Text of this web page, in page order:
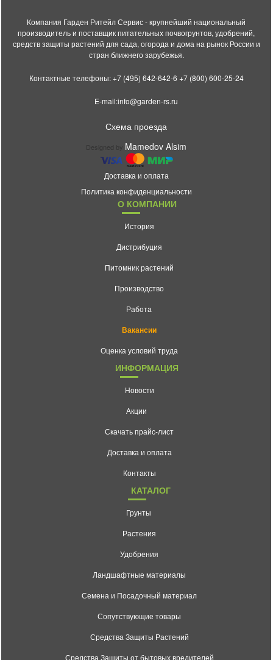
Компания Гарден Ритейл Сервис - крупнейший национальный
производитель и поставщик питательных почвогрунтов, удобрений,
средств защиты растений для сада, огорода и дома на рынок России и
стран ближнего зарубежья.
Контактные телефоны:+7 (495) 642-642-6 +7 (800) 600-25-24
E-mail:info@garden-rs.ru
Схема проезда
Designed by Mamedov Alsim
Доставка и оплата
Политика конфиденциальности
О КОМПАНИИ
История
Дистрибуция
Питомник растений
Производство
Работа
Вакансии
Оценка условий труда
ИНФОРМАЦИЯ
Новости
Акции
Скачать прайс-лист
Доставка и оплата
Контакты
КАТАЛОГ
Грунты
Растения
Удобрения
Ландшафтные материалы
Семена и Посадочный материал
Сопутствующие товары
Средства Защиты Растений
Средства Защиты от бытовых вредителей